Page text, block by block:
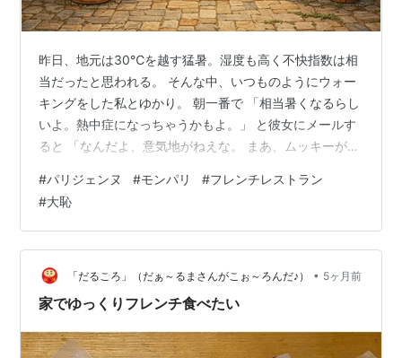
昨日、地元は30℃を越す猛暑。湿度も高く不快指数は相
当だったと思われる。 そんな中、いつものようにウォー
キングをした私とゆかり。 朝一番で 「相当暑くなるらし
いよ。熱中症になっちゃうかもよ。」 と彼女にメールす
ると 「なんだよ、意気地がねえな。 まあ、ムッキーが止
らしい返事が返ってきたので、負けず嫌いの私は 「イヤ
君が辛いかなと思っただけさ」 とレスをして、炎天下を
歩く事になった。 二人とも無口だ･･･。 話そうとして口
を開けると、熱い空気が胸に流れ込みクラクラする。 や
はりこんな日に歩こうなんて無謀であった。止める勇気
も必要だったのだ。 ゆ…
#パリジェンヌ #モンパリ #フレンチレストラン
#大恥
「だるころ」（だぁ～るまさんがこぉ～ろんだ♪） • 5ヶ月前
家でゆっくりフレンチ食べたい